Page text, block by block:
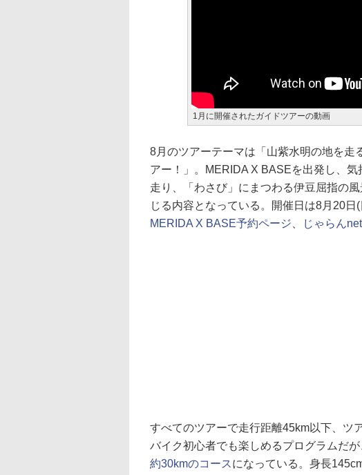
1月に開催されたガイドツアーの動画
8月のツアーテーマは「山紫水明の地を走
アー！」。MERIDA X BASEを出発し、
走り、「わさび」にまつわる伊豆屈指の
じる内容となっている。開催日は8月20
MERIDA X BASE予約ページ
じゃらんnet
すべてのツアーで走行距離45km以下、ツ
バイク初心者でも楽しめるプログラムだ
約30kmのコースになっている。身長